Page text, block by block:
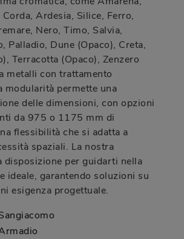
Ardesia, Silice, Ferro,
Nero, Timo, Salvia,
Palladio, Dune (Opaco), Creta,
Terracotta (Opaco), Zenzero
metalli con trattamento
modularità permette una
delle dimensioni, con opzioni
da 975 o 1175 mm di
flessibilità che si adatta a
spaziali. La nostra
disposizione per guidarti nella
ideale, garantendo soluzioni su
esigenza progettuale.